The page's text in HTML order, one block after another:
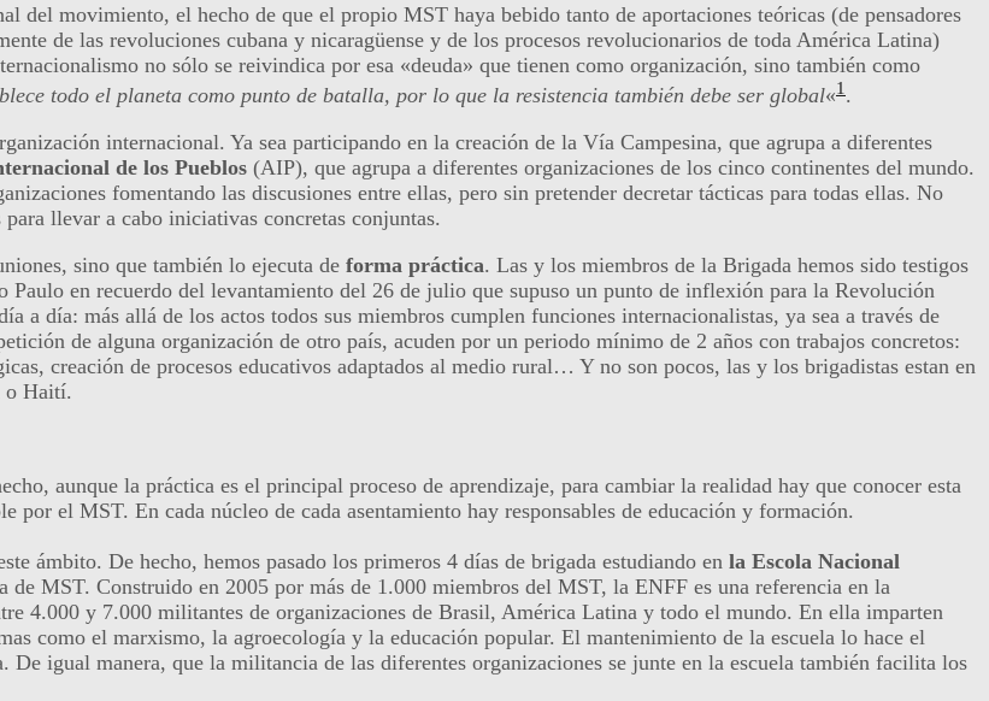
del movimiento, el hecho de que el propio MST haya bebido tanto de aportaciones teóricas (de pensadores
de las revoluciones cubana y nicaragüense y de los procesos revolucionarios de toda América Latina)
no sólo se reivindica por esa «deuda» que tienen como organización, sino también como
todo el planeta como punto de batalla, por lo que la resistencia también debe ser global«1 .
internacional. Ya sea participando en la creación de la Vía Campesina, que agrupa a diferentes
de los Pueblos (AIP), que agrupa a diferentes organizaciones de los cinco continentes del mundo.
fomentando las discusiones entre ellas, pero sin pretender decretar tácticas para todas ellas. No
llevar a cabo iniciativas concretas conjuntas.
sino que también lo ejecuta de forma práctica. Las y los miembros de la Brigada hemos sido testigos
Paulo en recuerdo del levantamiento del 26 de julio que supuso un punto de inflexión para la Revolución
a día: más allá de los actos todos sus miembros cumplen funciones internacionalistas, ya sea a través de
de alguna organización de otro país, acuden por un periodo mínimo de 2 años con trabajos concretos:
creación de procesos educativos adaptados al medio rural… Y no son pocos, las y los brigadistas estan en
o Haití.
aunque la práctica es el principal proceso de aprendizaje, para cambiar la realidad hay que conocer esta
el MST. En cada núcleo de cada asentamiento hay responsables de educación y formación.
ámbito. De hecho, hemos pasado los primeros 4 días de brigada estudiando en la Escola Nacional
MST. Construido en 2005 por más de 1.000 miembros del MST, la ENFF es una referencia en la
4.000 y 7.000 militantes de organizaciones de Brasil, América Latina y todo el mundo. En ella imparten
como el marxismo, la agroecología y la educación popular. El mantenimiento de la escuela lo hace el
igual manera, que la militancia de las diferentes organizaciones se junte en la escuela también facilita los